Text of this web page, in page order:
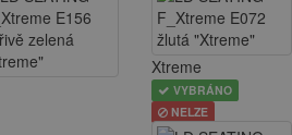
Xtreme
VYBRÁNO
NELZE